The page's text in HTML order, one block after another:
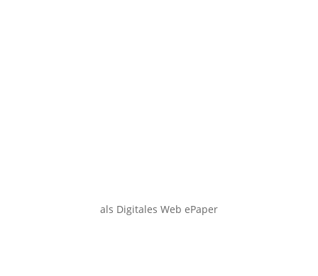
als Digitales Web ePaper